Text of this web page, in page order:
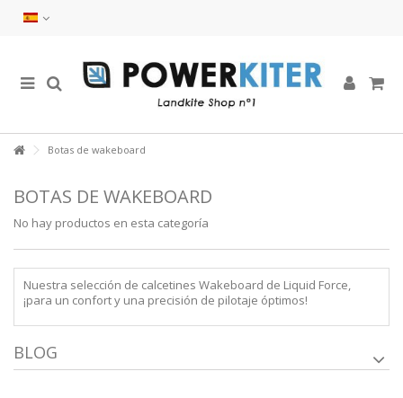
Botas de wakeboard
BOTAS DE WAKEBOARD
No hay productos en esta categoría
Nuestra selección de calcetines Wakeboard de Liquid Force,
¡para un confort y una precisión de pilotaje óptimos!
BLOG